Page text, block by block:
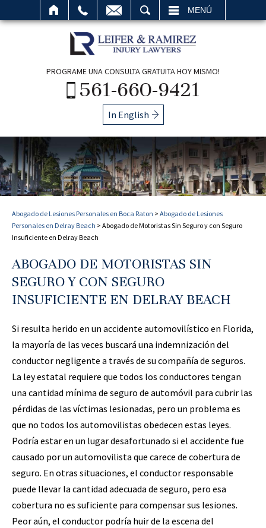
MENÚ
PROGRAME UNA CONSULTA GRATUITA HOY MISMO!
561-660-9421
In English
Abogado de Lesiones Personales en Boca Raton > Abogado de Lesiones
Personales en Delray Beach > Abogado de Motoristas Sin Seguro y con Seguro
Insuficiente en Delray Beach
ABOGADO DE MOTORISTAS SIN
SEGURO Y CON SEGURO
INSUFICIENTE EN DELRAY BEACH
Si resulta herido en un accidente automovilístico en Florida,
la mayoría de las veces buscará una indemnización del
conductor negligente a través de su compañía de seguros.
La ley estatal requiere que todos los conductores tengan
una cantidad mínima de seguro de automóvil para cubrir las
pérdidas de las víctimas lesionadas, pero un problema es
que no todos los automovilistas obedecen estas leyes.
Podría estar en un lugar desafortunado si el accidente fue
causado por un automovilista que carece de cobertura de
seguro. En otras situaciones, el conductor responsable
puede llevar la cantidad adecuada de seguro, pero esa
cobertura no es suficiente para compensar sus lesiones.
Peor aún, el conductor podría huir de la escena del